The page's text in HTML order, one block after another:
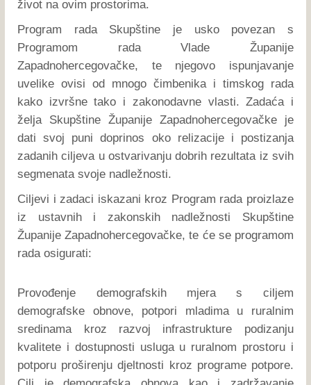
život na ovim prostorima.
Program rada Skupštine je usko povezan s
Programom rada Vlade Županije
Zapadnohercegovačke, te njegovo ispunjavanje
uvelike ovisi od mnogo čimbenika i timskog rada
kako izvršne tako i zakonodavne vlasti. Zadaća i
želja Skupštine Županije Zapadnohercegovačke je
dati svoj puni doprinos oko relizacije i postizanja
zadanih ciljeva u ostvarivanju dobrih rezultata iz svih
segmenata svoje nadležnosti.
Ciljevi i zadaci iskazani kroz Program rada proizlaze
iz ustavnih i zakonskih nadležnosti Skupštine
Županije Zapadnohercegovačke, te će se programom
rada osigurati:
Provođenje demografskih mjera s ciljem
demografske obnove, potpori mladima u ruralnim
sredinama kroz razvoj infrastrukture podizanju
kvalitete i dostupnosti usluga u ruralnom prostoru i
potporu proširenju djeltnosti kroz programe potpore.